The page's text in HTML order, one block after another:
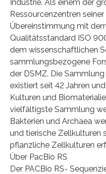
Industrie. Als einem der
Ressourcenzentren
Übereinstimmung mit
Qualitätsstandard ISO
dem wissenschaftlichen
sammlungsbezogene
der DSMZ. Die
existiert seit 42 Jahren
Kulturen und
vielfältigste Sammlung
Bakterien und Archaea
und tierische Zellkulturen
pflanzliche Zellkulturen
Über PacBio RS
Der PACBio RS-